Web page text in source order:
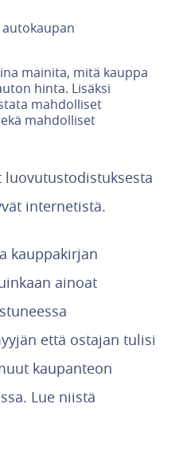
mainita, mitä kauppa
hinta. Lisäksi
mahdolliset
mahdolliset
internetistä.
kauppakirjan
ainoat
että ostajan tulisi
kaupanteon
Lue niistä